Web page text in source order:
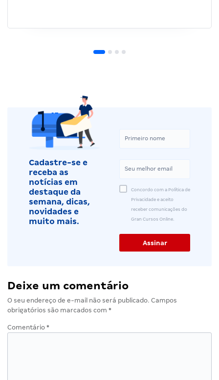
Cadastre-se e
receba as
notícias em
destaque da
semana, dicas,
novidades e
muito mais.
Concordo com a Política de
Privacidade e aceito
receber comunicações do
Gran Cursos Online.
Deixe um comentário
O seu endereço de e-mail não será publicado. Campos
obrigatórios são marcados com *
Comentário *